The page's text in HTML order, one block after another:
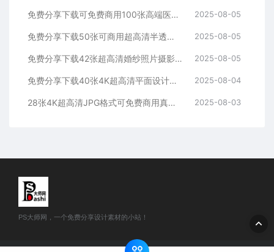
免费分享下载可免费商用100张高端医美整形护肤美业欧美女性模特人物素材图片超高清大图JPG格式PS大师网平面设计化妆品海报模板 2025-08-05
免费分享下载50张可商用超高清半透明磨砂毛玻璃效果背景图片素材PS大师网照片库包壁纸平面设计海报模板样机ui图标ppt贴图卡片 2025-08-05
免费分享下载42张超高清婚纱照片摄影背景JPG图片素材PS大师网影楼后期效果修图场景模板薇拉室内高端写真定制合成拱门临场真实感 2025-08-05
免费分享下载40张4K超高清平面设计艺术婚礼婚纱散景光斑叠加溶图合成素材影楼后期效果背景图片PS大师网可免费商用虚化光效前景光感 2025-08-04
28张4K超高清JPG格式可免费商用真实质感黑板纹理划痕肌理底纹贴图粉笔图片素材免费分享下载PS大师网宣传设计背景学校园蓝灰绿墙 2025-08-03
PS大师网，一个免费分享设计素材的小站！